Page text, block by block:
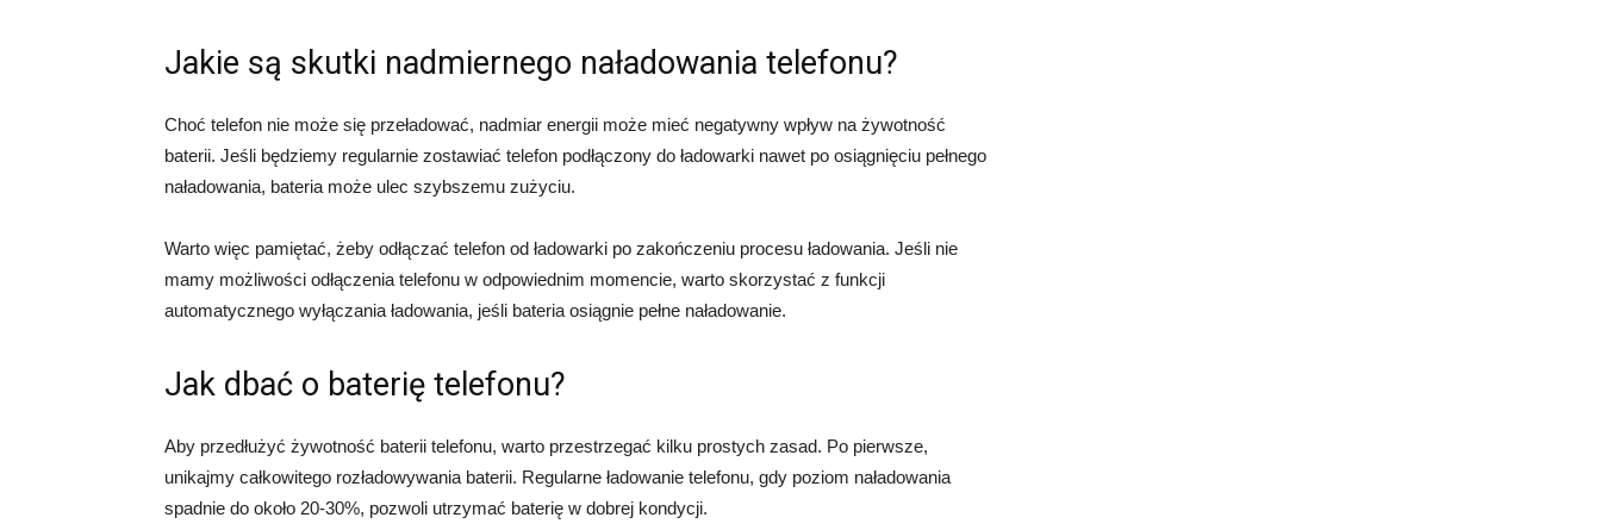
Jakie są skutki nadmiernego naładowania telefonu?
Choć telefon nie może się przeładować, nadmiar energii może mieć negatywny wpływ na żywotność
baterii. Jeśli będziemy regularnie zostawiać telefon podłączony do ładowarki nawet po osiągnięciu pełnego
naładowania, bateria może ulec szybszemu zużyciu.
Warto więc pamiętać, żeby odłączać telefon od ładowarki po zakończeniu procesu ładowania. Jeśli nie
mamy możliwości odłączenia telefonu w odpowiednim momencie, warto skorzystać z funkcji
automatycznego wyłączania ładowania, jeśli bateria osiągnie pełne naładowanie.
Jak dbać o baterię telefonu?
Aby przedłużyć żywotność baterii telefonu, warto przestrzegać kilku prostych zasad. Po pierwsze,
unikajmy całkowitego rozładowywania baterii. Regularne ładowanie telefonu, gdy poziom naładowania
spadnie do około 20-30%, pozwoli utrzymać baterię w dobrej kondycji.